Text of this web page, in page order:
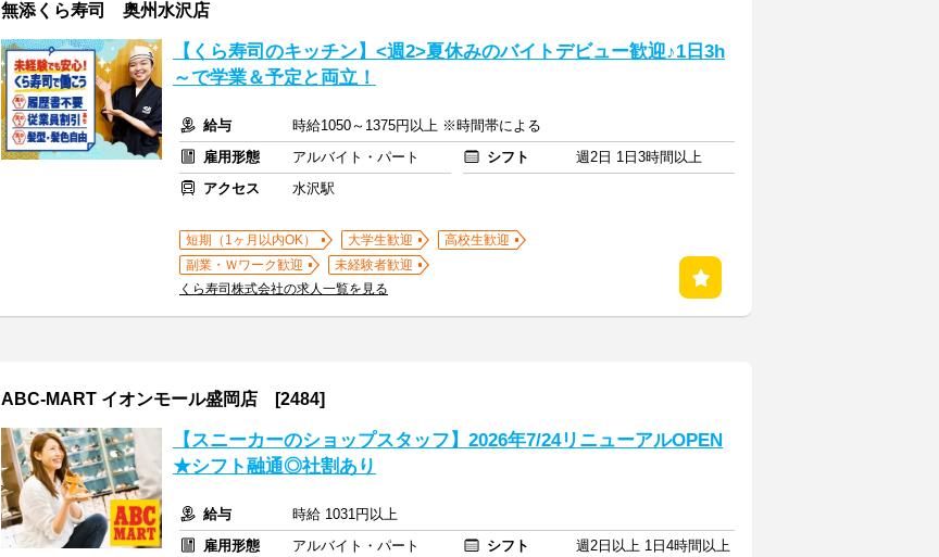
無添くら寿司 奥州水沢店
【くら寿司のキッチン】<週2>夏休みのバイトデビュー歓迎♪1日3h
～で学業＆予定と両立！
給与
時給1050～1375円以上 ※時間帯による
雇用形態
アルバイト・パート シフト
週2日 1日3時間以上
アクセス
水沢駅
短期（1ヶ月以内OK） 大学生歓迎
高校生歓迎
副業・Ｗワーク歓迎
未経験者歓迎
くら寿司株式会社の求人一覧を見る
ABC-MART イオンモール盛岡店 [2484]
【スニーカーのショップスタッフ】2026年7/24リニューアルOPEN
★シフト融通◎社割あり
給与
時給 1031円以上
雇用形態
アルバイト・パート シフト
週2日以上 1日4時間以上